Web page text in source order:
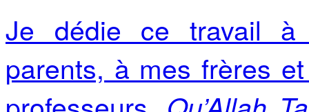
Je dédie ce travail à
parents, à mes frères